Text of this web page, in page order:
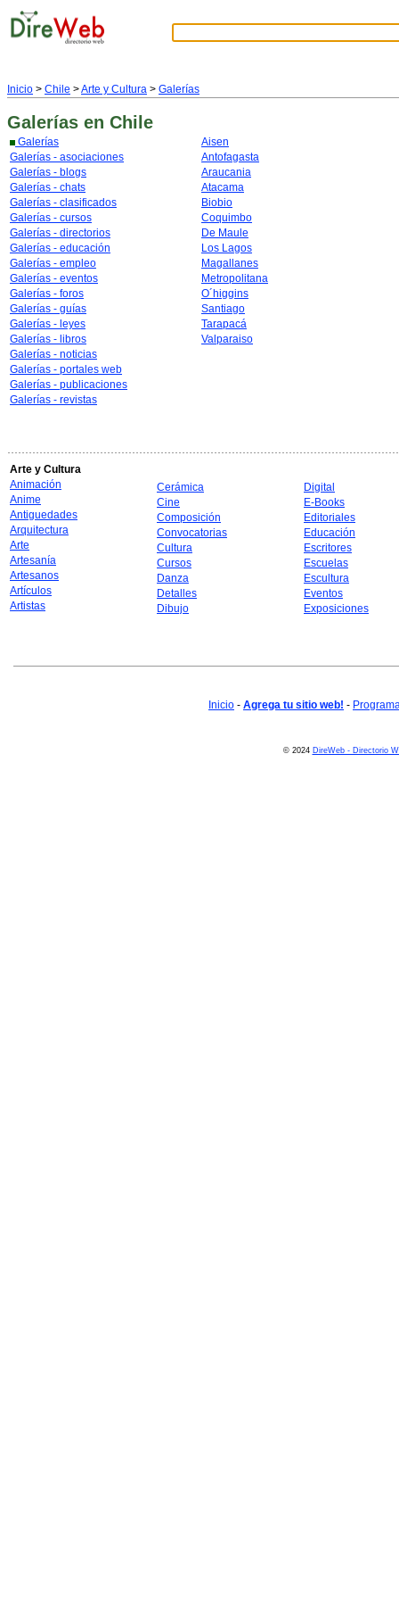
Inicio > Chile >Arte y Cultura > Galerías
Galerías en Chile
Galerías
Galerías - asociaciones
Galerías - blogs
Galerías - chats
Galerías - clasificados
Galerías - cursos
Galerías - directorios
Galerías - educación
Galerías - empleo
Galerías - eventos
Galerías - foros
Galerías - guías
Galerías - leyes
Galerías - libros
Galerías - noticias
Galerías - portales web
Galerías - publicaciones
Galerías - revistas
Aisen
Antofagasta
Araucania
Atacama
Biobio
Coquimbo
De Maule
Los Lagos
Magallanes
Metropolitana
O´higgins
Santiago
Tarapacá
Valparaiso
Arte y Cultura
Animación
Anime
Antiguedades
Arquitectura
Arte
Artesanía
Artesanos
Artículos
Artistas
Cerámica
Cine
Composición
Convocatorias
Cultura
Cursos
Danza
Detalles
Dibujo
Digital
E-Books
Editoriales
Educación
Escritores
Escuelas
Escultura
Eventos
Exposiciones
Inicio - Agrega tu sitio web! -
© 2024 DireWeb - Directorio